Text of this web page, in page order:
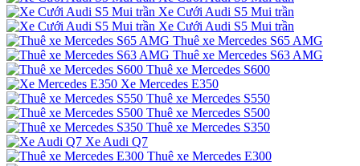
Xe Cưới Audi S5 Mui trần
Xe Cưới Audi S5 Mui trần
Thuê xe Mercedes S65 AMG
Thuê xe Mercedes S63 AMG
Thuê xe Mercedes S600
Xe Mercedes E350
Thuê xe Mercedes S550
Thuê xe Mercedes S500
Thuê xe Mercedes S350
Xe Audi Q7
Thuê xe Mercedes E300